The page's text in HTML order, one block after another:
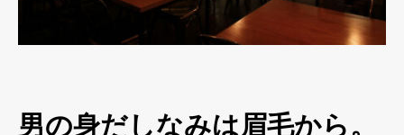
男の身だしなみは眉毛から。